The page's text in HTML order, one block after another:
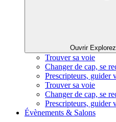
Ouvrir
Trouver sa voie
Changer de cap, se
Prescripteurs, guider
Trouver sa voie
Changer de cap, se
Prescripteurs, guider
Évènements & Salons